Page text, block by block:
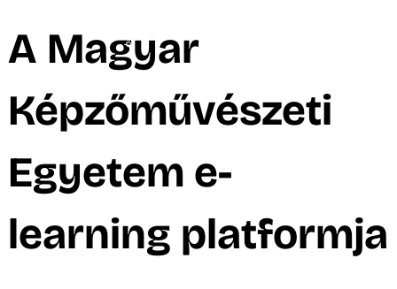
A Magyar
Képzőművészeti
Egyetem e-
learning platformja